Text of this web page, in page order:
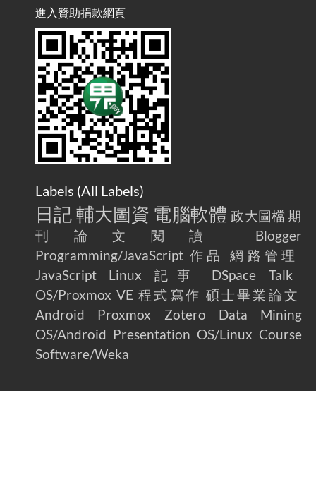
進入贊助捐款網頁
Labels (All Labels)
日記 輔大圖資 電腦軟體 政大圖檔 期
刊論文閱讀
Blogger
Programming/JavaScript 作品
網路管理
JavaScript
Linux 記事 DSpace
Talk
OS/Proxmox VE 程式寫作 碩士畢業論文
Android
Proxmox Zotero
Data Mining
OS/Android Presentation OS/Linux Course
Software/Weka